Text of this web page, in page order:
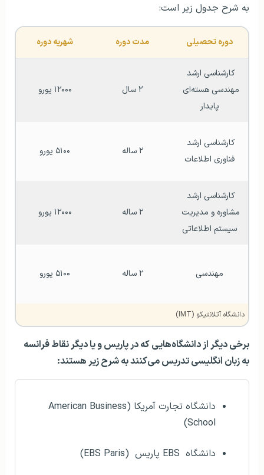
به شرح جدول زیر است:
دوره تحصیلی مدت دوره شهریه دوره
پایدار
۲ سال ۱۲۰۰۰ یورو
فناوری اطلاعات
۲ ساله ۵۱۰۰ یورو
سیستم اطلاعاتی
۲ ساله ۱۲۰۰۰ یورو
مهندسی ۲ ساله ۵۱۰۰ یورو
دانشگاه آتلانتیکو (IMT)
برخی دیگر از دانشگاه‌هایی که در پاریس و یا دیگر نقاط فرانسه
به زبان انگلیسی تدریس می‌کنند به شرح زیر هستند:
دانشگاه تجارت آمریکا (American Business
School)
دانشگاه EBS ‌پاریس (EBS Paris)